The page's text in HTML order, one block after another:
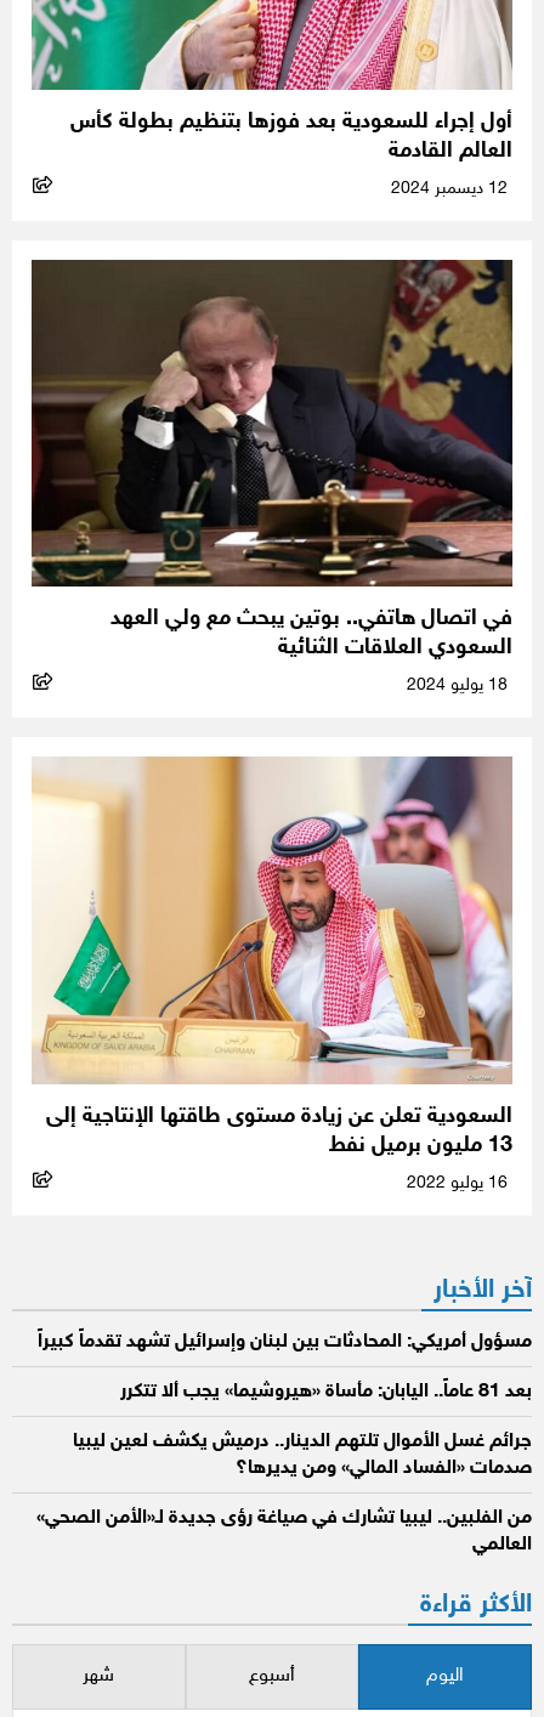
أول إجراء للسعودية بعد فوزها بتنظيم بطولة كأس
العالم القادمة
في اتصال هاتفي.. بوتين يبحث مع ولي العهد
السعودي العلاقات الثنائية
السعودية تعلن عن زيادة مستوى طاقتها الإنتاجية إلى
13 مليون برميل نفط
آخر الأخبار
مسؤول أمريكي: المحادثات بين لبنان وإسرائيل تشهد تقدماً كبيراً
بعد 81 عاماً.. اليابان: مأساة «هيروشيما» يجب ألا تتكرر
جرائم غسل الأموال تلتهم الدينار.. درميش يكشف لعين ليبيا
صدمات «الفساد المالي» ومن يديرها؟
من الفلبين.. ليبيا تشارك في صياغة رؤى جديدة لـ«الأمن الصحي»
العالمي
الأكثر قراءة
اليوم أسبوع شهر